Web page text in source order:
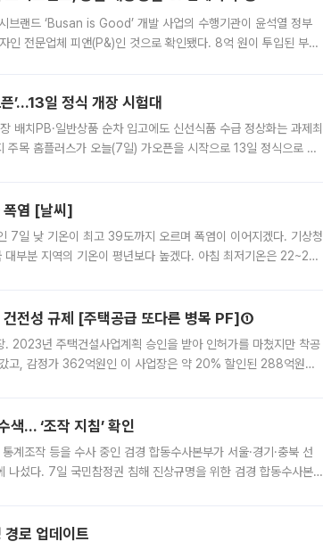
브랜드 ‘Busan is Good’ 개발 사업의 수행기관이 윤석열 정부
인 전문업체 피앤(P&)인 것으로 확인됐다. 8억 원이 투입된 부산
’...13일 정식 개장 시험대
배치PB·일반상품 순차 입고에도 신선식품 수급 정상화는 과제최
목 홈플러스가 오늘(7일) 가오픈을 시작으로 13일 정식으로 재
염 [날씨]
7일 낮 기온이 최고 39도까지 오르며 폭염이 이어지겠다. 기상청
대부분 지역의 기온이 평년보다 높겠다. 아침 최저기온은 22~27
전성 규제 [주택공급 또다른 병목 PF]①
. 2023년 주택건설사업계획 승인을 받아 인허가를 마쳤지만 착공
고, 감정가 362억원인 이 사업장은 약 20% 할인된 288억원에
색… ‘조작 지침’ 확인
계조작 등을 수사 중인 검경 합동수사본부가 서울·경기·충북 선
나섰다. 7일 국민참정권 침해 진상규명을 위한 검경 합동수사본
로 업데이트